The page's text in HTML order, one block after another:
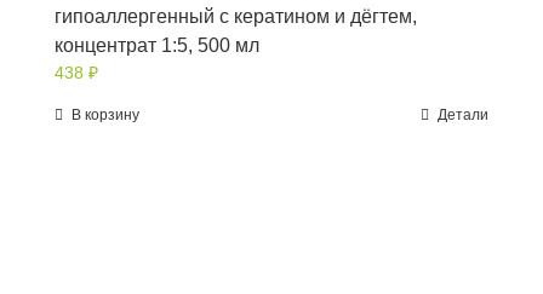
гипоаллергенный с кератином и дёгтем,
концентрат 1:5, 500 мл
438 ₽
В корзину Детали